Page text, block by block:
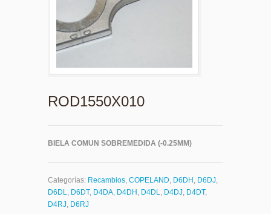
ROD1550X010
BIELA COMUN SOBREMEDIDA (-0.25MM)
Categorías: Recambios, COPELAND, D6DH , D6DJ,
D6DL, D6DT, D4DA, D4DH , D4DL, D4DJ, D4DT,
D4RJ, D6RJ